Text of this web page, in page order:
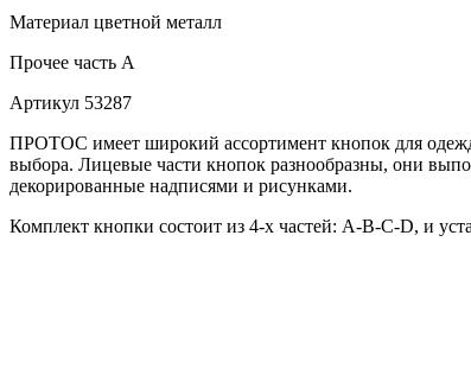
Материал цветной металл
Прочее часть A
Артикул 53287
ПРОТОС имеет широкий ассортимент кнопок для
выбора. Лицевые части кнопок разнообразны, они
декорированные надписями и рисунками.
Комплект кнопки состоит из 4-х частей: А-В-С-D, и